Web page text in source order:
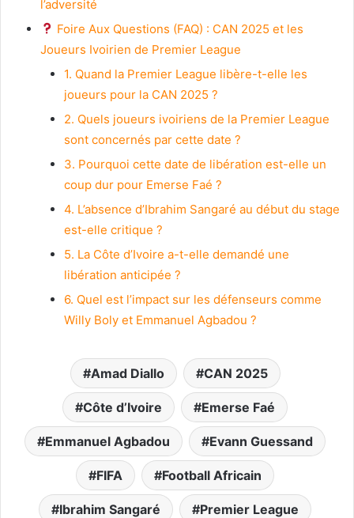
l’adversité
Foire Aux Questions (FAQ) : CAN 2025 et les
Joueurs Ivoirien de Premier League
1. Quand la Premier League libère-t-elle les
joueurs pour la CAN 2025 ?
2. Quels joueurs ivoiriens de la Premier League
sont concernés par cette date ?
3. Pourquoi cette date de libération est-elle un
coup dur pour Emerse Faé ?
4. L’absence d’Ibrahim Sangaré au début du stage
est-elle critique ?
5. La Côte d’Ivoire a-t-elle demandé une
libération anticipée ?
6. Quel est l’impact sur les défenseurs comme
Willy Boly et Emmanuel Agbadou ?
Amad Diallo CAN 2025
Côte d’Ivoire Emerse Faé
Emmanuel Agbadou Evann Guessand
FIFA Football Africain
Ibrahim Sangaré Premier League